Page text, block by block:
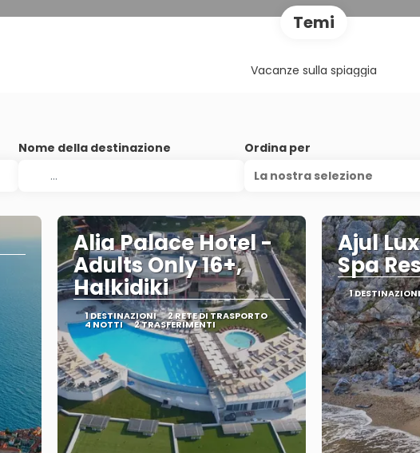
Temi
Vacanze sulla spiaggia
Nome della destinazione
Ordina per
La nostra selezione
Alia Palace Hotel -
Adults Only 16+,
Halkidiki
1 DESTINAZIONI 2 RETE DI TRASPORTO
4 NOTTI 2 TRASFERIMENTI
Ajul
Spa
1 DESTINAZIONI